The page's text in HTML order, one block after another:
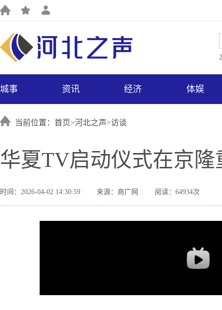
城事 资讯 经济 体娱
当前位置：首页>河北之声>访谈
华夏TV启动仪式在京
时间：2026-04-02 14:30:59 来源：商广网 阅读：64934次